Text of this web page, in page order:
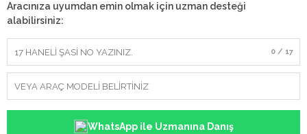
Aracınıza uyumdan emin olmak için uzman desteği
alabilirsiniz:
0 / 17
WhatsApp ile Uzmanına Danış